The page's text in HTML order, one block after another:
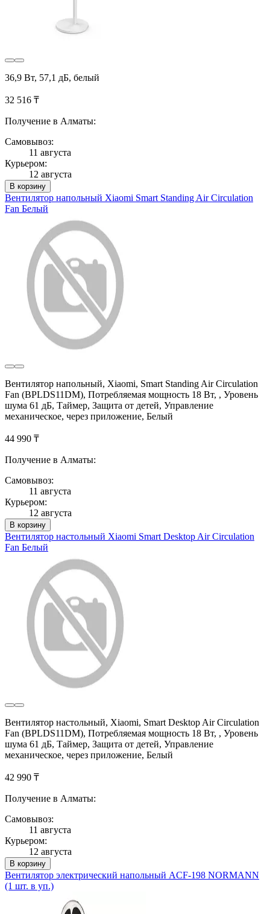
36,9 Вт, 57,1 дБ, белый
32 516 ₸
Получение в Алматы:
Самовывоз:
11 августа
Курьером:
12 августа
В корзину
Вентилятор напольный Xiaomi Smart Standing Air Circulation
Fan Белый
Вентилятор напольный, Xiaomi, Smart Standing Air Circulation
Fan (BPLDS11DM), Потребляемая мощность 18 Вт, , Уровень
шума 61 дБ, Таймер, Защита от детей, Управление
механическое, через приложение, Белый
44 990 ₸
Получение в Алматы:
Самовывоз:
11 августа
Курьером:
12 августа
В корзину
Вентилятор настольный Xiaomi Smart Desktop Air Circulation
Fan Белый
Вентилятор настольный, Xiaomi, Smart Desktop Air Circulation
Fan (BPLDS11DM), Потребляемая мощность 18 Вт, , Уровень
шума 61 дБ, Таймер, Защита от детей, Управление
механическое, через приложение, Белый
42 990 ₸
Получение в Алматы:
Самовывоз:
11 августа
Курьером:
12 августа
В корзину
Вентилятор электрический напольный ACF-198 NORMANN
(1 шт. в уп.)